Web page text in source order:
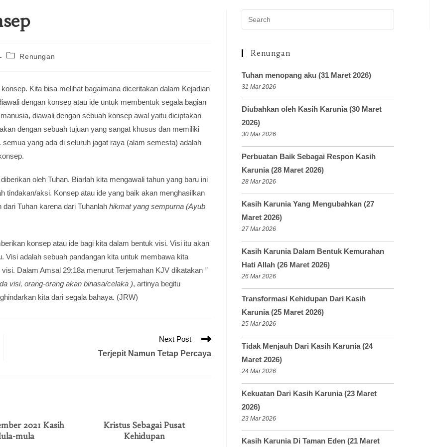
Renungan
Kita bisa melihat bagaimana diceritakan dalam Kejadian
dengan konsep atau ide untuk membentuk segala bagian
diawali dengan sebuah konsep awal yaitu diciptakan
dengan sebuah tujuan yang sangat khusus dan memiliki
yang ada di seluruh jagat raya (alam semesta) adalah
oleh Tuhan. Biarlah kita mengawali tahun yang baru ini
tindakan/aksi. Konsep atau ide yang baik akan menghasilkan
Tuhan karena dari Tuhanlah hikmat yang sempurna (Ayub
konsep atau ide bagi kita dalam bentuk visi. Visi itu akan
adalah sebuah pandangan kita untuk membawa kita
Dalam Amsal 29:18a menurut Terjemahan KJV dikatakan ”
visi, orang-orang akan binasa/celaka ), artinya begitu
kita dari segala bahaya. (JRW)
Next Post
Terjepit Namun Tetap Percaya
2021 Kasih
mula
Kristus Sebagai Pusat
Kehidupan
Renungan
Tuhan menopang aku (31 Maret 2026)
31 Mar 2026
Diubahkan oleh Kasih Karunia (30 Maret
2026)
30 Mar 2026
Perbuatan Baik Sebagai Respon Kasih
Karunia (28 Maret 2026)
28 Mar 2026
Kasih Karunia Yang Mengubahkan (27
Maret 2026)
27 Mar 2026
Kasih Karunia Dalam Bentuk Kemurahan
Hati Allah (26 Maret 2026)
26 Mar 2026
Transformasi Kehidupan Dari Kasih
Karunia (25 Maret 2026)
25 Mar 2026
Tidak Menjauh Dari Kasih Karunia (24
Maret 2026)
24 Mar 2026
Kekuatan Dari Kasih Karunia (23 Maret
2026)
23 Mar 2026
Kasih Karunia Di Taman Eden (21 Maret